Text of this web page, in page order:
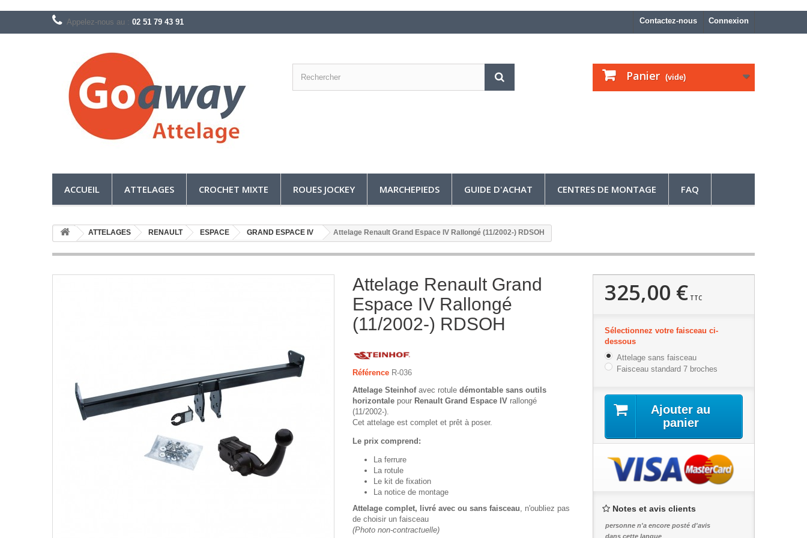
Connexion
Contactez-nous
Appelez-nous au : 02 51 79 43 91
Panier (vide)
ACCUEIL ATTELAGES CROCHET MIXTE ROUES JOCKEY MARCHEPIEDS GUIDE D'ACHAT CENTRES DE MONTAGE FAQ
ATTELAGES RENAULT ESPACE GRAND ESPACE IV Attelage Renault Grand Espace IV Rallongé (11/2002-) RDSOH
Attelage Renault Grand
Espace IV Rallongé
(11/2002-) RDSOH
Référence R-036
Attelage Steinhofavec rotule démontable sans outils
horizontale pour Renault Grand Espace IV rallongé
(11/2002-).
Cet attelage est complet et prêt à poser.
Le prix comprend:
La ferrure
La rotule
Le kit de fixation
La notice de montage
Attelage complet, livré avec ou sans faisceau, n'oubliez pas
de choisir un faisceau
(Photo non-contractuelle)
325,00 € TTC
Sélectionnez votre faisceau ci-
dessous
Attelage sans faisceau
Faisceau standard 7 broches
Ajouter au
panier
Notes et avis clients
personne n'a encore posté d'avis
dans cette langue